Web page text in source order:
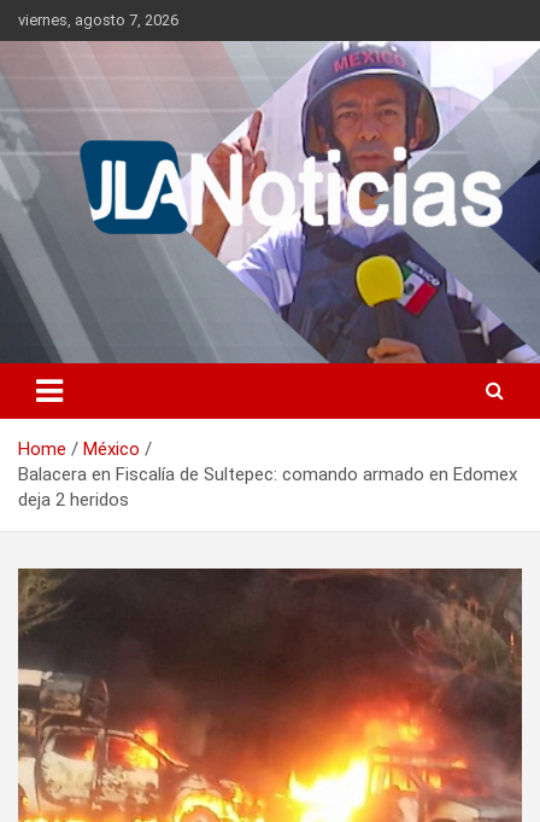
Skip
to
viernes, agosto 7, 2026
Jlanoticias
Información relevante en tiempo real.
Home
México
Balacera en Fiscalía de Sultepec: comando armado en Edomex
deja 2 heridos